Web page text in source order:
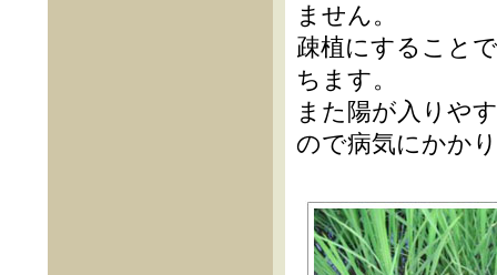
ません。
疎植にすること
ちます。
また陽が入りや
ので病気にかか